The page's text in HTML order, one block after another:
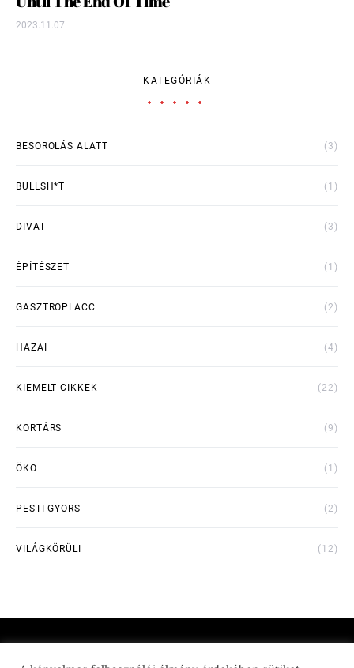
2023.11.07.
KATEGÓRIÁK
BESOROLÁS ALATT (3)
BULLSH*T (1)
DIVAT (3)
ÉPÍTÉSZET (1)
GASZTROPLACC (2)
HAZAI (4)
KIEMELT CIKKEK (22)
KORTÁRS (9)
ÖKO (1)
PESTI GYORS (2)
VILÁGKÖRÜLI (12)